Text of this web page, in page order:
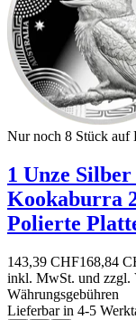
Nur noch 8 Stück auf
1 Unze
Kookaburra
Polierte
143,39 CHF168,84
inkl. MwSt. und zzgl.
Währungsgebühren
Lieferbar in 4-5